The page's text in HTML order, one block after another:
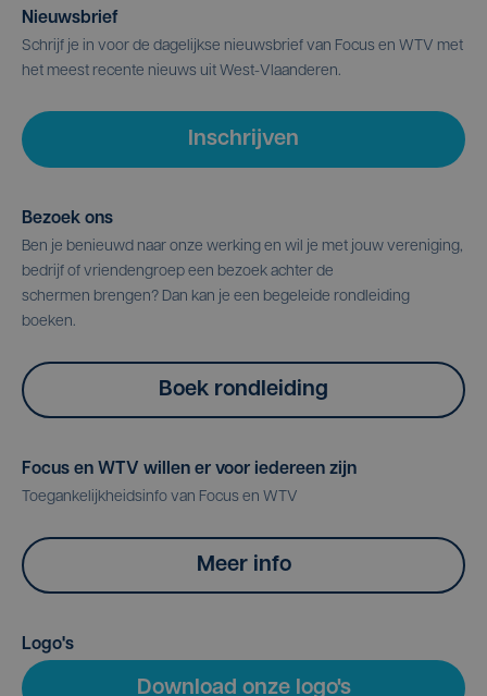
Nieuwsbrief
Schrijf je in voor de dagelijkse nieuwsbrief van Focus en WTV met
het meest recente nieuws uit West-Vlaanderen.
Inschrijven
Bezoek ons
Ben je benieuwd naar onze werking en wil je met jouw vereniging,
bedrijf of vriendengroep een bezoek achter de
schermen brengen? Dan kan je een begeleide rondleiding
boeken.
Boek rondleiding
Focus en WTV willen er voor iedereen zijn
Toegankelijkheidsinfo van Focus en WTV
Meer info
Logo's
Download onze logo's